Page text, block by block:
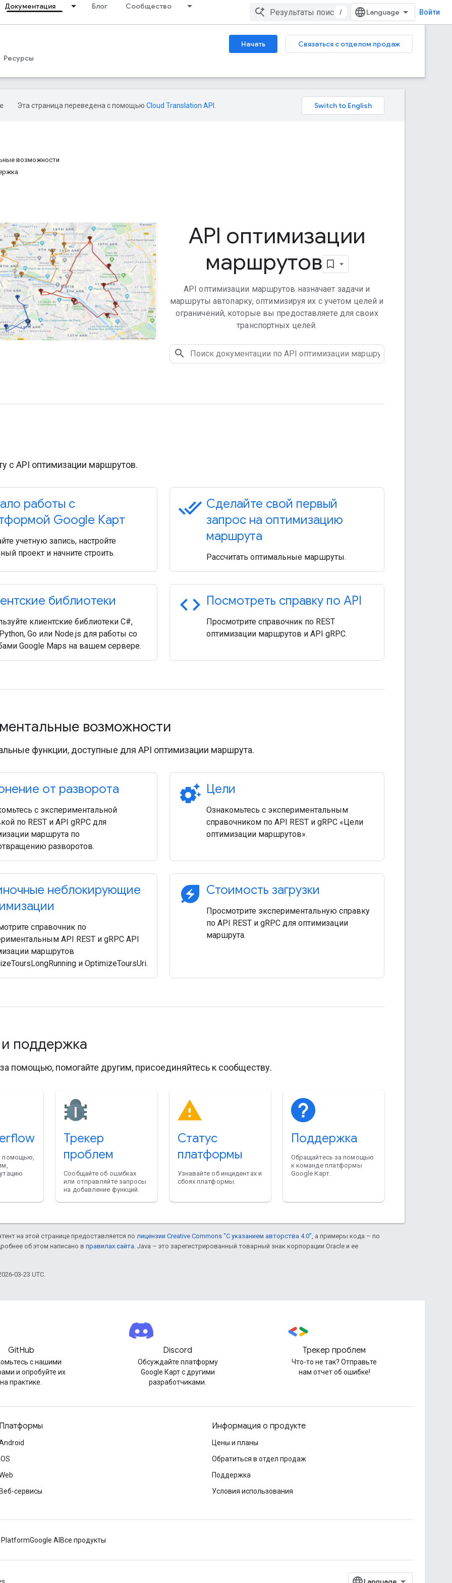
Документация Блог Сообщество
/ Войти
Начать
Связаться с отделом продаж
Ресурсы
Эта страница переведена с помощью Cloud Translation API
возможности
API оптимизации
маршрутов
API оптимизации маршрутов назначает задачи и
маршруты автопарку, оптимизируя их с учетом целей и
ограничений, которые вы предоставляете для своих
транспортных целей.
с API оптимизации маршрутов.
работы с
Google Карт
учетную запись, настройте
проект и начните строить.
done_all Сделайте свой первый
запрос на оптимизацию
маршрута
Рассчитать оптимальные маршруты.
библиотеки
клиентские библиотеки C#,
Go или Node.js для работы со
Google Maps на вашем сервере.
code Посмотреть справку по API
Просмотрите справочник по REST
оптимизации маршрутов и API gRPC.
возможности
функции, доступные для API оптимизации маршрута.
от разворота
с экспериментальной
по REST и API gRPC для
маршрута по
разворотов.
settings_suggest Цели
Ознакомьтесь с экспериментальным
справочником по API REST и gRPC «Цели
оптимизации маршрутов».
неблокирующие
справочник по
API REST и gRPC API
маршрутов
и OptimizeToursUri.
energy_savings_leaf Стоимость загрузки
Просмотрите экспериментальную справку
по API REST и gRPC для оптимизации
маршрута.
и поддержка
за помощью, помогайте другим, присоединяйтесь к сообществу.
помощью,
Трекер
проблем
Сообщайте об ошибках
или отправляйте запросы
на добавление функций.
Статус
платформы
Узнавайте об инцидентах и
сбоях платформы.
Поддержка
Обращайтесь за помощью
к команде платформы
Google Карт.
на этой странице предоставляется по лицензии Creative Commons "С указанием авторства 4.0", а примеры кода – по
об этом написано в правилах сайта. Java – это зарегистрированный товарный знак корпорации Oracle и ее
03-23 UTC.
GitHub
с нашими
и опробуйте их
на практике.
Discord
Обсуждайте платформу
Google Карт с другими
разработчиками.
Трекер проблем
Что-то не так? Отправьте
нам отчет об ошибке!
Платформы
Веб-сервисы
Информация о продукте
Цены и планы
Обратиться в отдел продаж
Поддержка
Условия использования
PlatformGoogle AI Все продукты